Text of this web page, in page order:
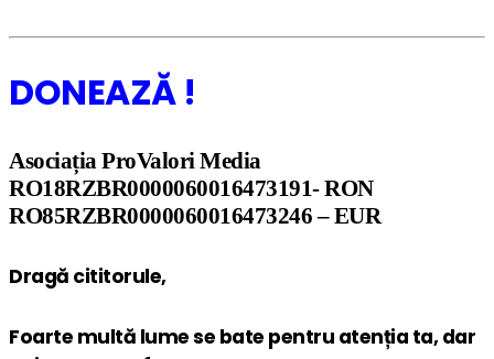
DONEAZĂ !
Asociația ProValori Media
RO18RZBR0000060016473191- RON
RO85RZBR0000060016473246 – EUR
Dragă cititorule,
Foarte multă lume se bate pentru atenția ta, dar